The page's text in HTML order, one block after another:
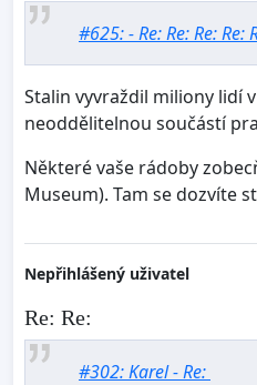
#625: - Re: Re: Re: Re:
Stalin vyvraždil miliony lidí
neoddělitelnou součástí
Některé vaše rádoby
Museum). Tam se dozvíte
Nepřihlášený uživatel
Re: Re:
#302: Karel - Re: